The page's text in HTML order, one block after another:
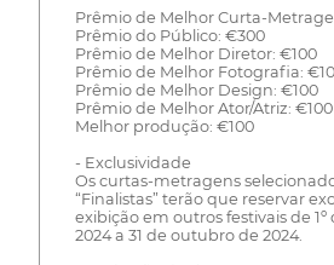
Prêmio de Melhor Curta-
Prêmio do Público: €300
Prêmio de Melhor Diretor: €100
Prêmio de Melhor Fotografia:
Prêmio de Melhor Design: €100
Prêmio de Melhor Ator/Atriz: €100
Melhor produção: €100
- Exclusividade
Os curtas-metragens
“Finalistas” terão que reservar
exibição em outros festivais de
2024 a 31 de outubro de 2024.